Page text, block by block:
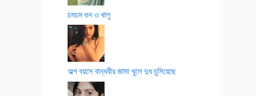
চমচম গুদ ও খালু
অল্প বয়সে বান্ধবীর জামা খুলে দুধ চুসিয়েছে